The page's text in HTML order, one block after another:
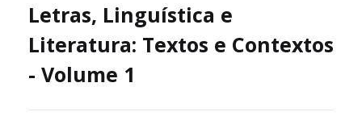
Letras, Linguística e
Literatura: Textos e Contextos
- Volume 1